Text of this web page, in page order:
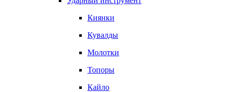
Киянки
Кувалды
Молотки
Топоры
Кайло